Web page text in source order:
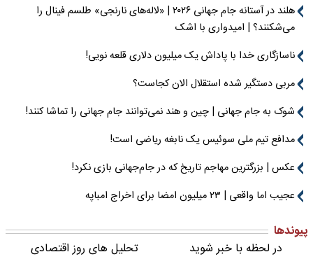
هلند در آستانه جام جهانی ۲۰۲۶ | «لاله‌های نارنجی» طلسم فینال را
می‌شکنند؟ | امیدواری با اشک
ناسازگاری خدا با پاداش یک میلیون دلاری قلعه نویی!
مربی دستگیر شده استقلال الان کجاست؟
شوک به جام جهانی | چین و هند نمی‌توانند جام جهانی را تماشا کنند!
مدافع تیم ملی سوئیس یک نابغه ریاضی است!
عکس | بزرگترین مهاجم تاریخ که در جام‌جهانی بازی نکرد!
عجیب اما واقعی | ۲۳ میلیون امضا برای اخراج امباپه
پیوندها
در لحظه با خبر شوید
تحلیل های روز اقتصادی